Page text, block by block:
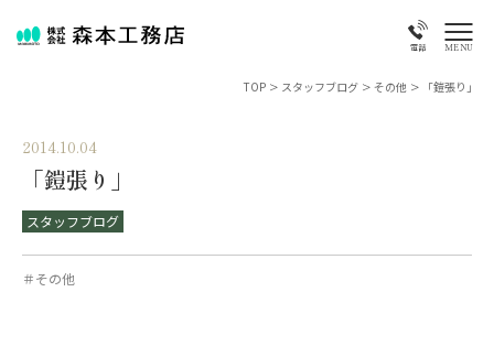
電話 MENU
TOP > スタッフブログ > その他 > 「鎧張り」
2014.10.04
「鎧張り」
スタッフブログ
＃その他